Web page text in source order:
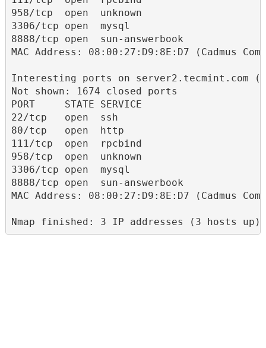
958/tcp  open  unknown
3306/tcp open  mysql
8888/tcp open  sun-answerbook
MAC Address: 08:00:27:D9:8E:D7 (Cadmus
Interesting ports on server2.tecmint.com
Not shown: 1674 closed ports
PORT     STATE SERVICE
22/tcp   open  ssh
80/tcp   open  http
111/tcp  open  rpcbind
958/tcp  open  unknown
3306/tcp open  mysql
8888/tcp open  sun-answerbook
MAC Address: 08:00:27:D9:8E:D7 (Cadmus
Nmap finished: 3 IP addresses (3 hosts up)